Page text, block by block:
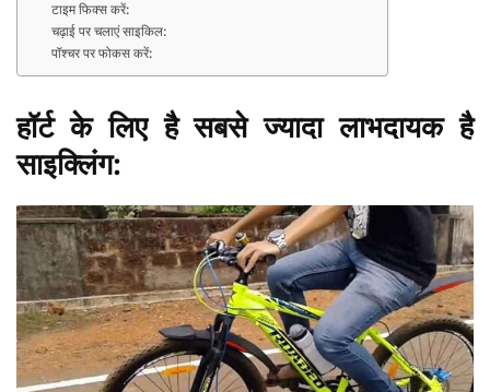
टाइम फिक्स करें:
चढ़ाई पर चलाएं साइकिल:
पॉश्चर पर फोकस करें:
हॉर्ट के लिए है सबसे ज्यादा लाभदायक है
साइक्लिंग: